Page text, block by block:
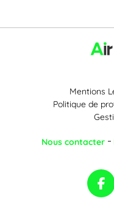
Mentions
Politique de
Nous contacter